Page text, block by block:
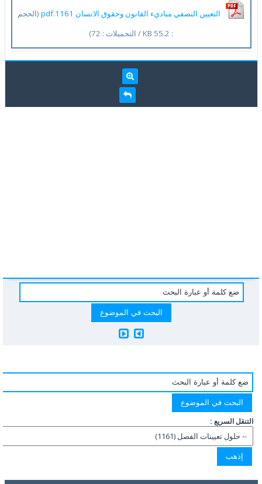
التعيين النصفي مباديء القانون وحقوق الانسان 1161.pdf
(الحجم
التنقل السريع :